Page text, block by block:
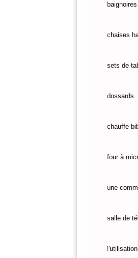
chaises
sets de
dossards
chauffe-
four à
une
salle de